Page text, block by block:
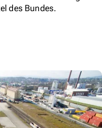
des Bundes.